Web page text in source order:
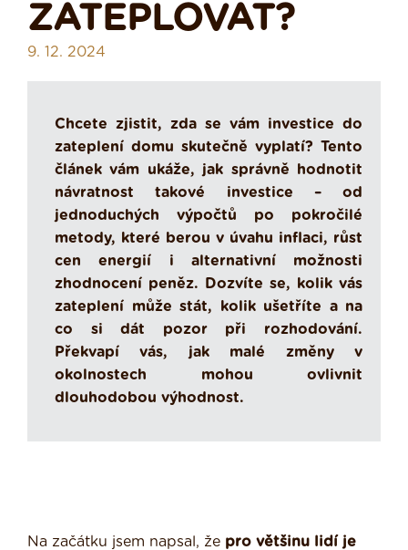
ZATEPLOVAT?
9. 12. 2024
Chcete zjistit, zda se vám investice do
zateplení domu skutečně vyplatí? Tento
článek vám ukáže, jak správně hodnotit
návratnost takové investice – od
jednoduchých výpočtů po pokročilé
metody, které berou v úvahu inflaci, růst
cen energií i alternativní možnosti
zhodnocení peněz. Dozvíte se, kolik vás
zateplení může stát, kolik ušetříte a na
co si dát pozor při rozhodování.
Překvapí vás, jak malé změny v
okolnostech mohou ovlivnit
dlouhodobou výhodnost.
Na začátku jsem napsal, že pro většinu lidí je